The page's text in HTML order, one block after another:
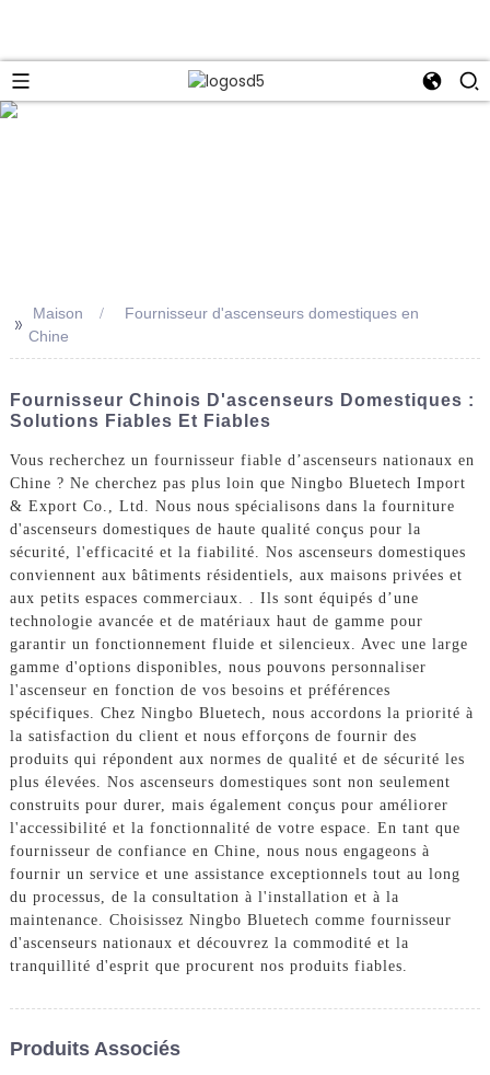
>> Maison
Fournisseur d'ascenseurs domestiques en
Chine
Fournisseur Chinois D'ascenseurs Domestiques :
Solutions Fiables Et Fiables
Vous recherchez un fournisseur fiable d’ascenseurs nationaux en
Chine ? Ne cherchez pas plus loin que Ningbo Bluetech Import
& Export Co., Ltd. Nous nous spécialisons dans la fourniture
d'ascenseurs domestiques de haute qualité conçus pour la
sécurité, l'efficacité et la fiabilité. Nos ascenseurs domestiques
conviennent aux bâtiments résidentiels, aux maisons privées et
aux petits espaces commerciaux. . Ils sont équipés d’une
technologie avancée et de matériaux haut de gamme pour
garantir un fonctionnement fluide et silencieux. Avec une large
gamme d'options disponibles, nous pouvons personnaliser
l'ascenseur en fonction de vos besoins et préférences
spécifiques. Chez Ningbo Bluetech, nous accordons la priorité à
la satisfaction du client et nous efforçons de fournir des
produits qui répondent aux normes de qualité et de sécurité les
plus élevées. Nos ascenseurs domestiques sont non seulement
construits pour durer, mais également conçus pour améliorer
l'accessibilité et la fonctionnalité de votre espace. En tant que
fournisseur de confiance en Chine, nous nous engageons à
fournir un service et une assistance exceptionnels tout au long
du processus, de la consultation à l'installation et à la
maintenance. Choisissez Ningbo Bluetech comme fournisseur
d'ascenseurs nationaux et découvrez la commodité et la
tranquillité d'esprit que procurent nos produits fiables.
Produits Associés